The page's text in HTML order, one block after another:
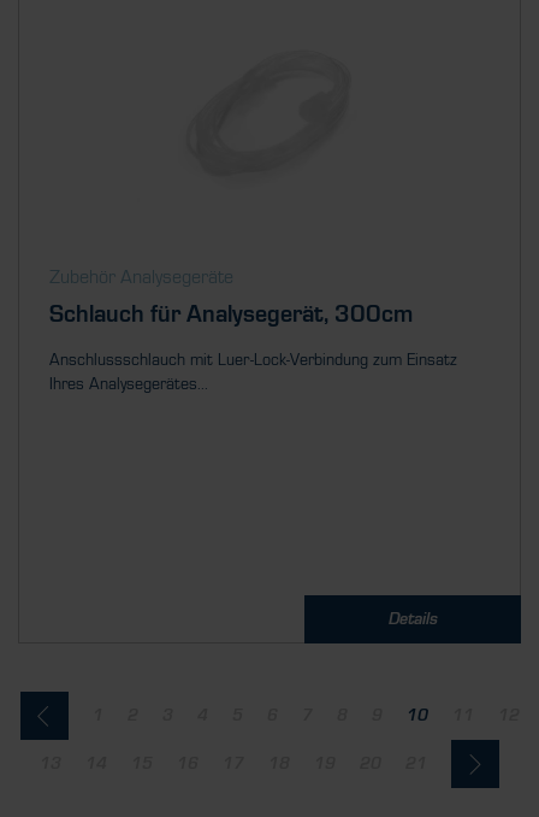
Zubehör Analysegeräte
Schlauch für Analysegerät, 300cm
Anschlussschlauch mit Luer-Lock-Verbindung zum Einsatz
Ihres Analysegerätes...
Details
10